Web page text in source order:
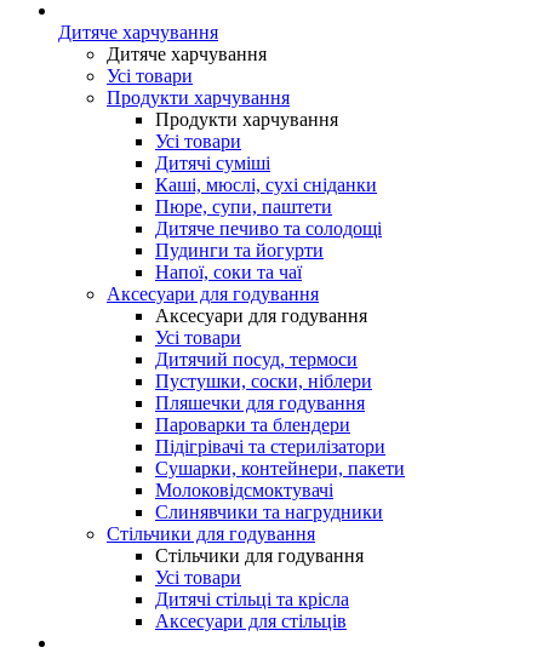
Дитяче харчування
Дитяче харчування
Усі товари
Продукти харчування
Продукти харчування
Усі товари
Дитячі суміші
Каші, мюслі, сухі сніданки
Пюре, супи, паштети
Дитяче печиво та солодощі
Пудинги та йогурти
Напої, соки та чаї
Аксесуари для годування
Аксесуари для годування
Усі товари
Дитячий посуд, термоси
Пустушки, соски, ніблери
Пляшечки для годування
Пароварки та блендери
Підігрівачі та стерилізатори
Сушарки, контейнери, пакети
Молоковідсмоктувачі
Слинявчики та нагрудники
Стільчики для годування
Стільчики для годування
Усі товари
Дитячі стільці та крісла
Аксесуари для стільців